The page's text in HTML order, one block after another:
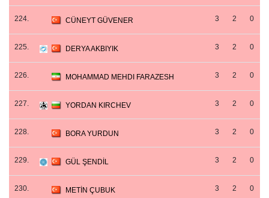
224. CÜNEYT GÜVENER 3 2 0
225. DERYA AKBIYIK 3 2 0
226. MOHAMMAD MEHDI FARAZESH 3 2 0
227. YORDAN KIRCHEV 3 2 0
228. BORA YURDUN 3 2 0
229. GÜL ŞENDİL 3 2 0
230. METİN ÇUBUK 3 2 0